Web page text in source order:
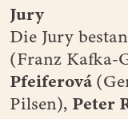
Jury
Die Jury
(Franz Kafka-
Pfeiferová
Pilsen), Peter